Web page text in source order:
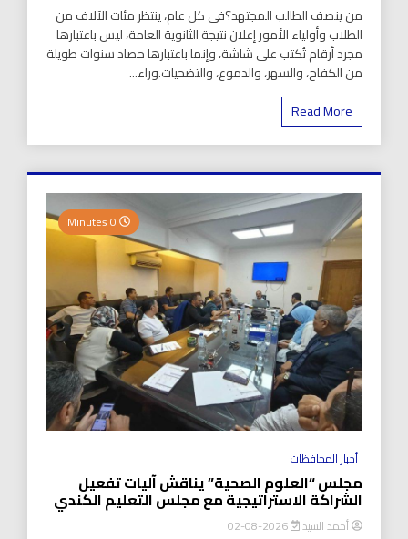
من ينصف الطالب المجتهد؟في كل عام، ينتظر مئات الآلاف من
الطلاب وأولياء الأمور إعلان نتيجة الثانوية العامة، ليس باعتبارها
مجرد أرقام تُكتب على شاشة، وإنما باعتبارها حصاد سنوات طويلة
من الكفاح، والسهر، والدموع، والتضحيات.وراء...
Read More
أخبار المحافظات
مجلس “العلوم الصحية” يناقش آليات تفعيل
الشراكة الاستراتيجية مع مجلس التعليم الكندي
أحمد السيد 2026-08-02